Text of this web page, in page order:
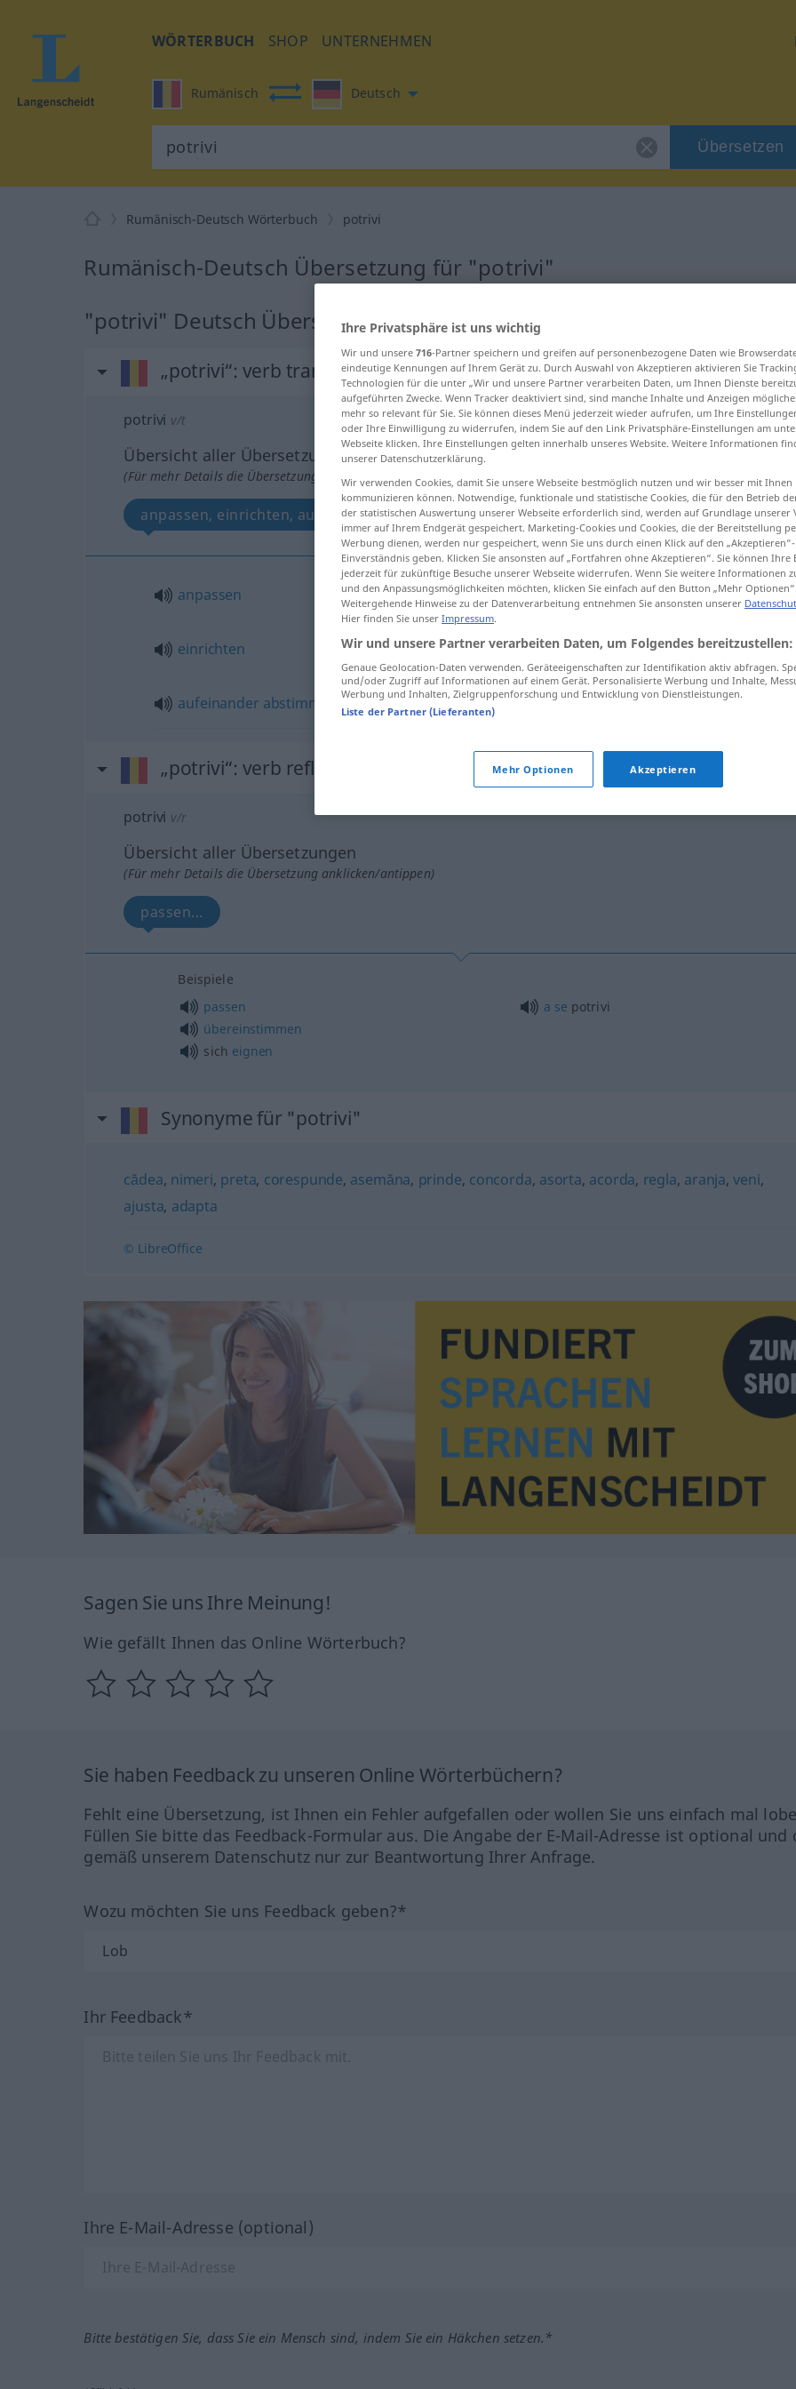
WÖRTERBUCH SHOP UNTERNEHMEN
Rumänisch Deutsch
Übersetzen
Rumänisch-Deutsch Wörterbuch potrivi
Rumänisch-Deutsch Übersetzung für "potrivi"
"potrivi" Deutsch Übersetzung
„potrivi“: verb tranzitiv
potrivi v/t
Übersicht aller Übersetzungen
(Für mehr Details die Übersetzung anklicken/antippen)
anpassen, einrichten, aufeinander abstimmen
anpassen potrivi
einrichten potrivi
aufeinander abstimmen potrivi
„potrivi“: verb reflexiv
potrivi v/r
Übersicht aller Übersetzungen
(Für mehr Details die Übersetzung anklicken/antippen)
passen...
Beispiele
passen
übereinstimmen
sich eignen
a se potrivi
Synonyme für "potrivi"
cădea, nimeri, preta, corespunde, asemăna, prinde, concorda, asorta, acorda, regla, aranja,veni,
ajusta, adapta
© LibreOffice
Sagen Sie uns Ihre Meinung!
Wie gefällt Ihnen das Online Wörterbuch?
Sie haben Feedback zu unseren Online Wörterbüchern?
Fehlt eine Übersetzung, ist Ihnen ein Fehler aufgefallen oder wollen Sie uns einfach mal
Füllen Sie bitte das Feedback-Formular aus. Die Angabe der E-Mail-Adresse ist optional und
gemäß unserem Datenschutz nur zur Beantwortung Ihrer Anfrage.
Wozu möchten Sie uns Feedback geben?*
Ihr Feedback*
Ihre E-Mail-Adresse (optional)
Bitte bestätigen Sie, dass Sie ein Mensch sind, indem Sie ein Häkchen setzen.*
Ihre Privatsphäre ist uns wichtig
Wir und unsere 716-Partner speichern und greifen auf personenbezogene Daten wie
eindeutige Kennungen auf Ihrem Gerät zu. Durch Auswahl von Akzeptieren aktivieren Sie
Technologien für die unter „Wir und unsere Partner verarbeiten Daten, um Ihnen Dienste
aufgeführten Zwecke. Wenn Tracker deaktiviert sind, sind manche Inhalte und Anzeigen
mehr so relevant für Sie. Sie können dieses Menü jederzeit wieder aufrufen, um Ihre
oder Ihre Einwilligung zu widerrufen, indem Sie auf den Link Privatsphäre-Einstellungen am
Webseite klicken. Ihre Einstellungen gelten innerhalb unseres Website. Weitere Informationen
unserer Datenschutzerklärung.
Wir verwenden Cookies, damit Sie unsere Webseite bestmöglich nutzen und wir besser mit Ihnen
kommunizieren können. Notwendige, funktionale und statistische Cookies, die für den Betrieb
der statistischen Auswertung unserer Webseite erforderlich sind, werden auf Grundlage unserer
immer auf Ihrem Endgerät gespeichert. Marketing-Cookies und Cookies, die der Bereitstellung
Werbung dienen, werden nur gespeichert, wenn Sie uns durch einen Klick auf den
Einverständnis geben. Klicken Sie ansonsten auf „Fortfahren ohne Akzeptieren“. Sie können Ihre
jederzeit für zukünftige Besuche unserer Webseite widerrufen. Wenn Sie weitere Informationen
und den Anpassungsmöglichkeiten möchten, klicken Sie einfach auf den Button „Mehr Optionen“.
Weitergehende Hinweise zu der Datenverarbeitung entnehmen Sie ansonsten unserer
Hier finden Sie unser Impressum.
Wir und unsere Partner verarbeiten Daten, um Folgendes bereitzustellen:
Genaue Geolocation-Daten verwenden. Geräteeigenschaften zur Identifikation aktiv abfragen.
und/oder Zugriff auf Informationen auf einem Gerät. Personalisierte Werbung und Inhalte,
Werbung und Inhalten, Zielgruppenforschung und Entwicklung von Dienstleistungen.
Liste der Partner (Lieferanten)
Mehr Optionen Akzeptieren